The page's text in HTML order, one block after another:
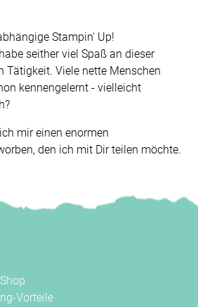
Stampin' Up!
seither viel Spaß an dieser
Tätigkeit. Viele nette Menschen
kennengelernt - vielleicht
mir einen enormen
den ich mit Dir teilen möchte.
Vorteile